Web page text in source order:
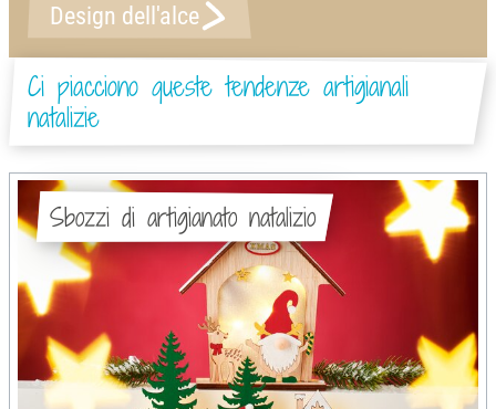
Design dell'alce
Ci piacciono queste tendenze artigianali
natalizie
Sbozzi di artigianato natalizio